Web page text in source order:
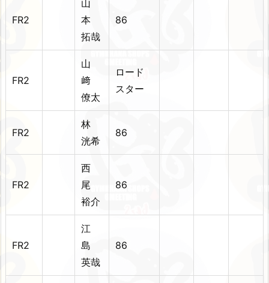
FR2
山
本
拓哉
86
FR2
山
﨑
僚太
ロード
スター
FR2
林
洸希
86
FR2
西
尾
裕介
86
FR2
江
島
英哉
86